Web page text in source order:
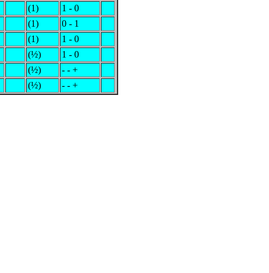
(1)
1 - 0
(1)
0 - 1
(1)
1 - 0
(½)
1 - 0
(½)
- - +
(½) - - +